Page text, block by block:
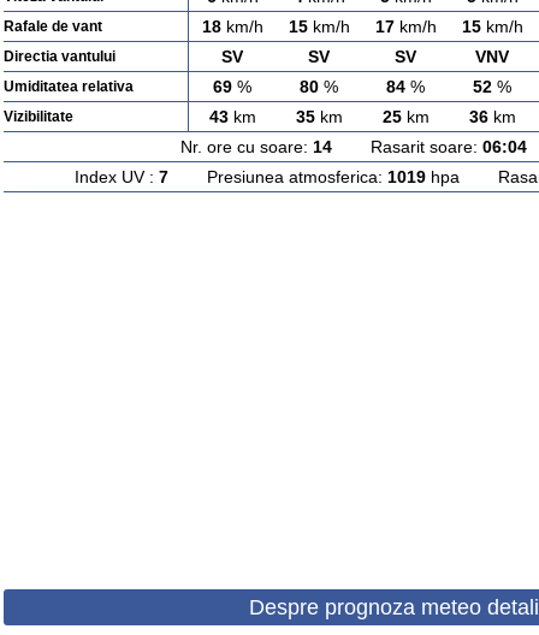
Rafale de vant 18km/h 15km/h 17km/h 15km/h
Directia vantului SV SV SV VNV
Umiditatea relativa 69 % 80 % 84 % 52 %
Vizibilitate 43km 35km 25km 36km
Nr. ore cu soare: 14Rasarit soare: 06:04
Index UV : 7Presiunea atmosferica: 1019hpa
Despre prognoza meteo